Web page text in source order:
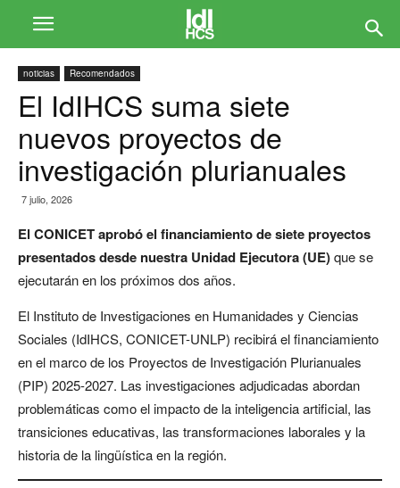
noticias Recomendados
El IdIHCS suma siete
nuevos proyectos de
investigación plurianuales
7 julio, 2026
El CONICET aprobó el financiamiento de siete proyectos
presentados desde nuestra Unidad Ejecutora (UE)que se
ejecutarán en los próximos dos años.
El Instituto de Investigaciones en Humanidades y Ciencias
Sociales (IdIHCS, CONICET-UNLP) recibirá el financiamiento
en el marco de los Proyectos de Investigación Plurianuales
(PIP) 2025-2027. Las investigaciones adjudicadas abordan
problemáticas como el impacto de la inteligencia artificial, las
transiciones educativas, las transformaciones laborales y la
historia de la lingüística en la región.